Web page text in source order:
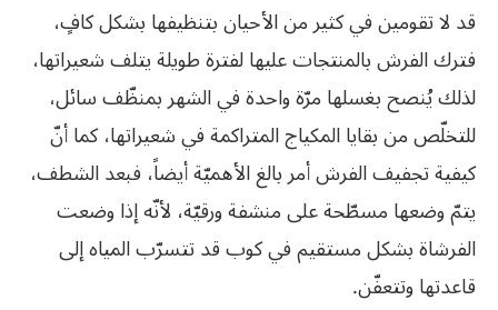
قد لا تقومين في كثير من الأحيان بتنظيفها بشكل كافٍ،
فترك الفرش بالمنتجات عليها لفترة طويلة يتلف شعيراتها،
لذلك يُنصح بغسلها مرّة واحدة في الشهر بمنظّف سائل،
للتخلّص من بقايا المكياج المتراكمة في شعيراتها، كما أنّ
كيفية تجفيف الفرش أمر بالغ الأهميّة أيضاً، فبعد الشطف،
يتمّ وضعها مسطّحة على منشفة ورقيّة، لأنّه إذا وضعت
الفرشاة بشكل مستقيم في كوب قد تتسرّب المياه إلى
قاعدتها وتتعفّن.